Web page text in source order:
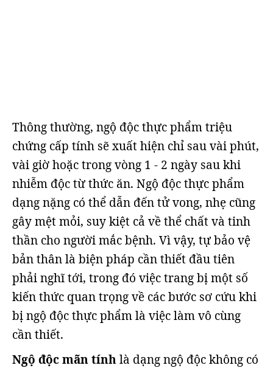
Thông thường, ngộ độc thực phẩm triệu
chứng cấp tính sẽ xuất hiện chỉ sau vài phút,
vài giờ hoặc trong vòng 1 - 2 ngày sau khi
nhiễm độc từ thức ăn. Ngộ độc thực phẩm
dạng nặng có thể dẫn đến tử vong, nhẹ cũng
gây mệt mỏi, suy kiệt cả về thể chất và tinh
thần cho người mắc bệnh. Vì vậy, tự bảo vệ
bản thân là biện pháp cần thiết đầu tiên
phải nghĩ tới, trong đó việc trang bị một số
kiến thức quan trọng về các bước sơ cứu khi
bị ngộ độc thực phẩm là việc làm vô cùng
cần thiết.
Ngộ độc mãn tínhlà dạng ngộ độc không có